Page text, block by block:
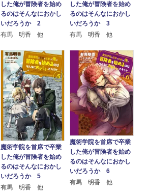
した俺が冒険者を始め
るのはそんなにおかし
いだろうか 2
有馬 明香 他
した俺が冒険者を始め
るのはそんなにおかし
いだろうか 3
有馬 明香 他
魔術学院を首席で卒業
した俺が冒険者を始め
るのはそんなにおかし
いだろうか 5
有馬 明香 他
魔術学院を首席で卒業
した俺が冒険者を始め
るのはそんなにおかし
いだろうか 6
有馬 明香 他